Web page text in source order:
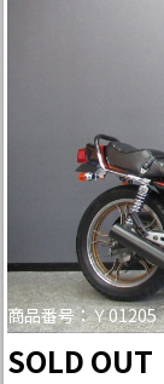
商品番号：Ｙ01205
SOLD OUT